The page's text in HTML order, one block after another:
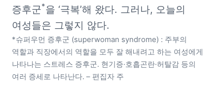
증후군*을 ‘극복’해 왔다. 그러나, 오늘의
*슈퍼우먼 증후군 (superwoman syndrome) : 주부의
역할과 직장에서의 역할을 모두 잘 해내려고 하는 여성에게
나타나는 스트레스 증후군. 현기증·호흡곤란·허탈감 등의
여러 증세로 나타난다. – 편집자 주